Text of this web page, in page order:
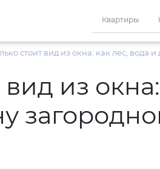
Квартиры
стоит вид из окна: как лес, вода
из